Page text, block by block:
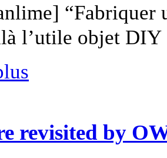
“Fabriquer
l’utile objet
revisited by